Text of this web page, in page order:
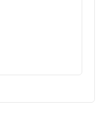
protéger
et bien
Lithium-Ion
2105R offre
à 360° et